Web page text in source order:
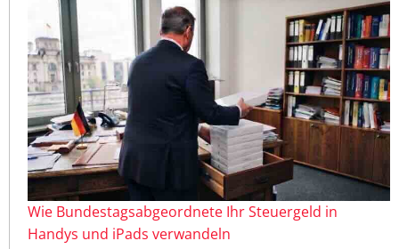
Wie Bundestagsabgeordnete Ihr Steuergeld in
Handys und iPads verwandeln